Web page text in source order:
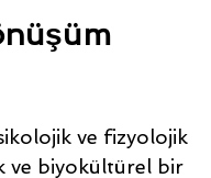
ve fizyolojik
ve biyokültürel bir